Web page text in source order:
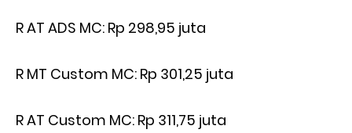
R AT ADS MC: Rp 298,95 juta
R MT Custom MC: Rp 301,25 juta
R AT Custom MC: Rp 311,75 juta